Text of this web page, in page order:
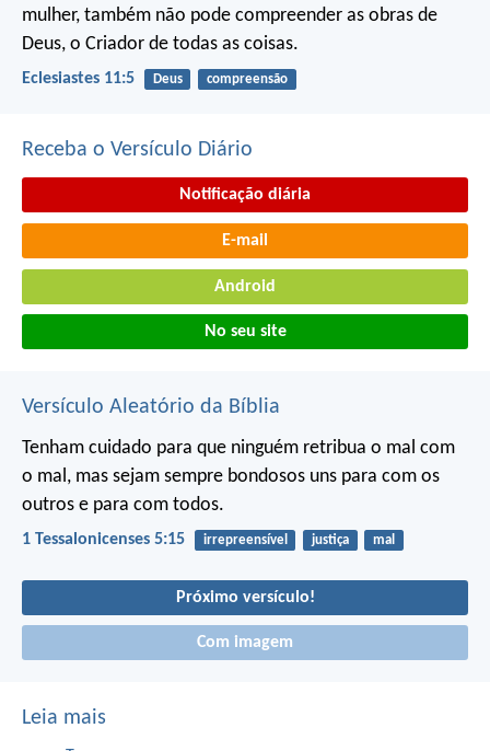
mulher, também não pode compreender as obras de
Deus, o Criador de todas as coisas.
Eclesiastes 11:5 Deus compreensão
Receba o Versículo Diário
Notificação diária
E-mail
Android
No seu site
Versículo Aleatório da Bíblia
Tenham cuidado para que ninguém retribua o mal com
o mal, mas sejam sempre bondosos uns para com os
outros e para com todos.
1 Tessalonicenses 5:15 irrepreensível justiça mal
Próximo versículo!
Com imagem
Leia mais